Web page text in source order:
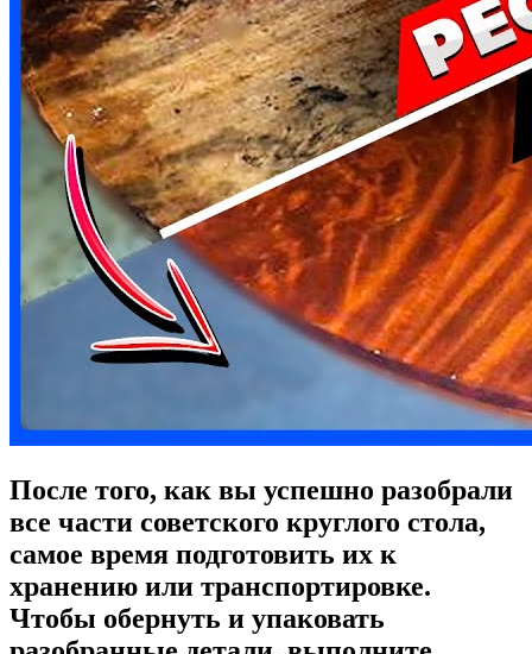
После того, как вы успешно разобрали
все части советского круглого стола,
самое время подготовить их к
хранению или транспортировке.
Чтобы обернуть и упаковать